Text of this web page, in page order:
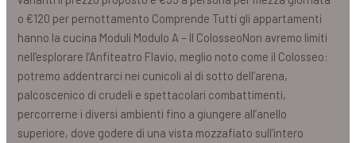
o €120 per pernottamento Comprende Tutti gli appartamenti
hanno la cucina Moduli Modulo A – Il ColosseoNon avremo limiti
nell’esplorare l’Anfiteatro Flavio, meglio noto come il Colosseo:
potremo addentrarci nei cunicoli al di sotto dell’arena,
palcoscenico di crudeli e spettacolari combattimenti,
percorrerne i diversi ambienti fino a giungere all’anello
superiore, dove godere di una vista mozzafiato sull’intero